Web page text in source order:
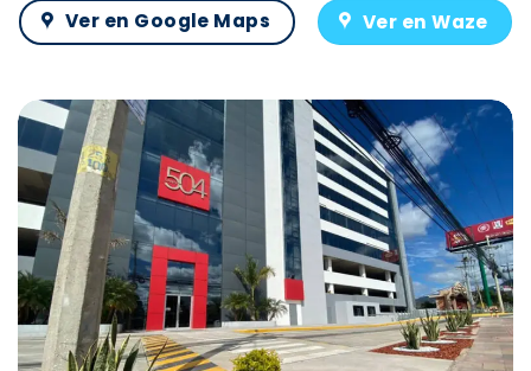
Ver en Google Maps Ver en Waze